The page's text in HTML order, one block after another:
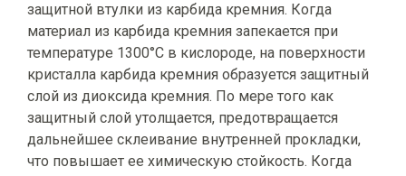
защитной втулки из карбида кремния. Когда
материал из карбида кремния запекается при
температуре 1300°С в кислороде, на поверхности
кристалла карбида кремния образуется защитный
слой из диоксида кремния. По мере того как
защитный слой утолщается, предотвращается
дальнейшее склеивание внутренней прокладки,
что повышает ее химическую стойкость. Когда